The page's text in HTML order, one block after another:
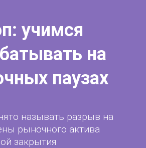
учимся
на
паузах
называть разрыв на
рыночного актива
закрытия